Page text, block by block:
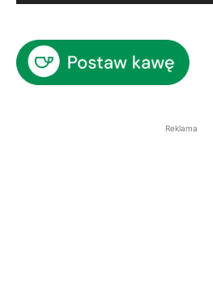
Reklama